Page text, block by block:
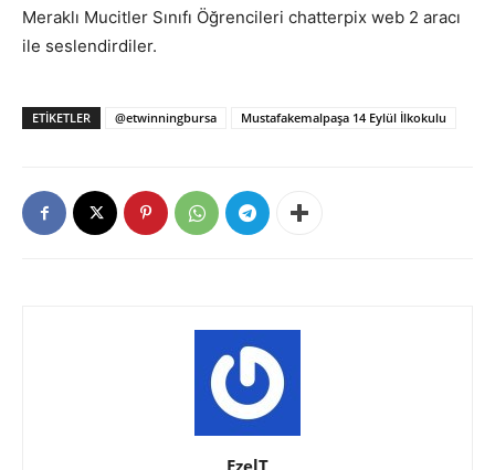
Meraklı Mucitler Sınıfı Öğrencileri chatterpix web 2 aracı
ile seslendirdiler.
ETIKETLER @etwinningbursa Mustafakemalpaşa 14 Eylül İlkokulu
EzelT